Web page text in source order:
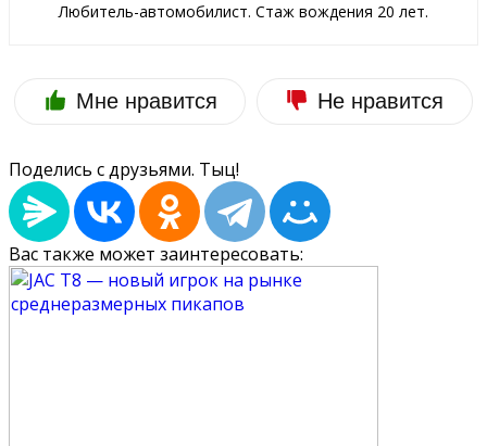
Любитель-автомобилист. Стаж вождения 20 лет.
Мне нравится Не нравится
Поделись с друзьями. Тыц!
Вас также может заинтересовать: